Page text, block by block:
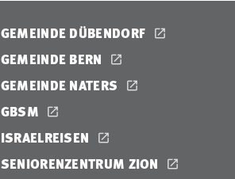
GEMEINDE DÜBENDORF
GEMEINDE BERN
GEMEINDE NATERS
GBSM
ISRAELREISEN
SENIORENZENTRUM ZION